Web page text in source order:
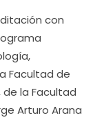
con
Facultad de
de la Facultad
Arturo Arana